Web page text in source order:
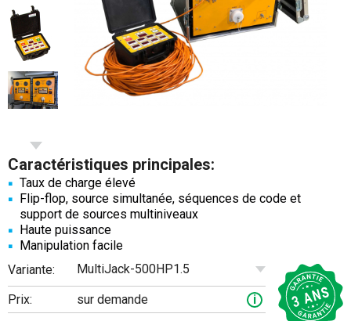
Caractéristiques principales:
Taux de charge élevé
Flip-flop, source simultanée, séquences de code et
support de sources multiniveaux
Haute puissance
Manipulation facile
Variante:
MultiJack-500HP1.5
Prix: sur demande
i